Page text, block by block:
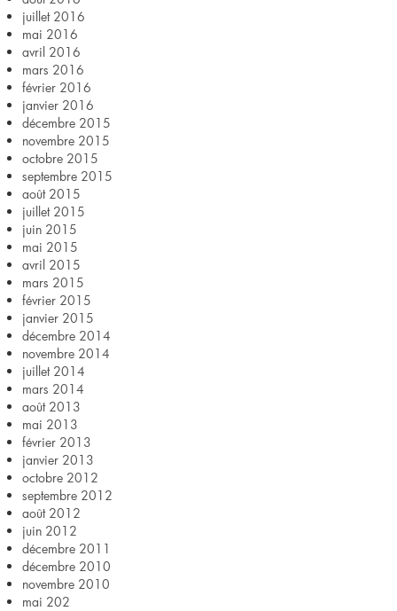
juillet 2016
mai 2016
avril 2016
mars 2016
février 2016
janvier 2016
décembre 2015
novembre 2015
octobre 2015
septembre 2015
août 2015
juillet 2015
juin 2015
mai 2015
avril 2015
mars 2015
février 2015
janvier 2015
décembre 2014
novembre 2014
juillet 2014
mars 2014
août 2013
mai 2013
février 2013
janvier 2013
octobre 2012
septembre 2012
août 2012
juin 2012
décembre 2011
décembre 2010
novembre 2010
mai 202